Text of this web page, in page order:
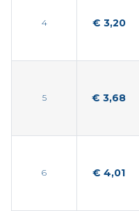
4 € 3,20
5 € 3,68
6 € 4,01